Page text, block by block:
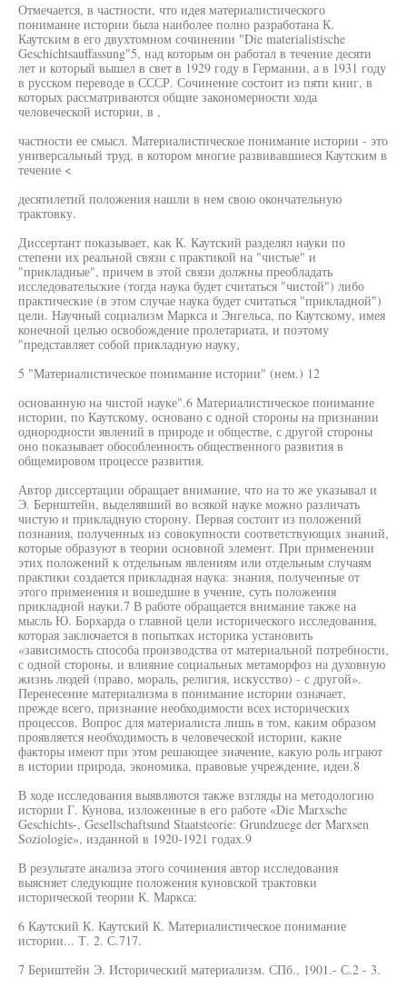
Отмечается, в частности, что идея материалистического
понимание истории была наиболее полно разработана К.
Каутским в его двухтомном сочинении "Die materialistische
Geschichtsauffassung"5, над которым он работал в течение десяти
лет и который вышел в свет в 1929 году в Германии, а в 1931 году
в русском переводе в СССР. Сочинение состоит из пяти книг, в
которых рассматриваются общие закономерности хода
человеческой истории, в ,
частности ее смысл. Материалистическое понимание истории - это
универсальный труд, в котором многие развивавшиеся Каутским в
течение <
десятилетий положения нашли в нем свою окончательную
трактовку.
Диссертант показывает, как К. Каутский разделял науки по
степени их реальной связи с практикой на "чистые" и
"прикладные", причем в этой связи должны преобладать
исследовательские (тогда наука будет считаться "чистой") либо
практические (в этом случае наука будет считаться "прикладной")
цели. Научный социализм Маркса и Энгельса, по Каутскому, имея
конечной целью освобождение пролетариата, и поэтому
"представляет собой прикладную науку,
5 "Материалистическое понимание истории" (нем.) 12
основанную на чистой науке".6 Материалистическое понимание
истории, по Каутскому, основано с одной стороны на признании
однородности явлений в природе и обществе, с другой стороны
оно показывает обособленность общественного развития в
общемировом процессе развития.
Автор диссертации обращает внимание, что на то же указывал и
Э. Бернштейн, выделявший во всякой науке можно различать
чистую и прикладную сторону. Первая состоит из положений
познания, полученных из совокупности соответствующих знаний,
которые образуют в теории основной элемент. При применении
этих положений к отдельным явлениям или отдельным случаям
практики создается прикладная наука: знания, полученные от
этого применения и вошедшие в учение, суть положения
прикладной науки.7 В работе обращается внимание также на
мысль Ю. Борхарда о главной цели исторического исследования,
которая заключается в попытках историка установить
«зависимость способа производства от материальной потребности,
с одной стороны, и влияние социальных метаморфоз на духовную
жизнь людей (право, мораль, религия, искусство) - с другой».
Перенесение материализма в понимание истории означает,
прежде всего, признание необходимости всех исторических
процессов. Вопрос для материалиста лишь в том, каким образом
проявляется необходимость в человеческой истории, какие
факторы имеют при этом решающее значение, какую роль играют
в истории природа, экономика, правовые учреждение, идеи.8
В ходе исследования выявляются также взгляды на методологию
истории Г. Кунова, изложенные в его работе «Die Marxsche
Geschichts-, Gesellschaftsund Staatsteorie: Grundzuege der Marxsen
Soziologie», изданной в 1920-1921 годах.9
В результате анализа этого сочинения автор исследования
выясняет следующие положения куновской трактовки
исторической теории К. Маркса:
6 Каутский К. Каутский К. Материалистическое понимание
истории... Т. 2. С.717.
7 Бернштейн Э. Исторический материализм. СПб., 1901.- С.2 - 3.